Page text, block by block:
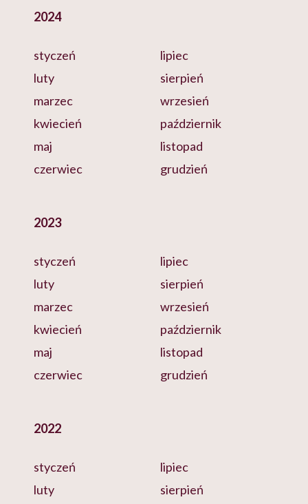
2024
styczeń
luty
marzec
kwiecień
maj
czerwiec
lipiec
sierpień
wrzesień
październik
listopad
grudzień
2023
styczeń
luty
marzec
kwiecień
maj
czerwiec
lipiec
sierpień
wrzesień
październik
listopad
grudzień
2022
styczeń
luty
lipiec
sierpień